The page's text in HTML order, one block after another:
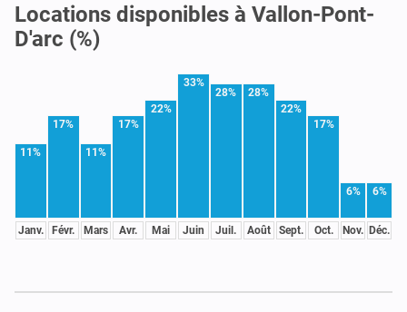
Locations disponibles à Vallon-Pont-
D'arc (%)
11%
Janv.
17%
Févr.
11%
Mars
17%
Avr.
22%
Mai
33%
Juin
28%
Juil.
28%
Août
22%
Sept.
17%
Oct.
6%
Nov.
6%
Déc.